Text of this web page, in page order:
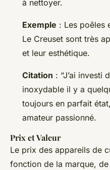
à nettoyer.
Exemple : Les poêles
Le Creuset sont très
et leur esthétique.
Citation : “J’ai investi
inoxydable il y a
toujours en parfait
amateur passionné.
Prix et Valeur
Le prix des appareils de
fonction de la marque,